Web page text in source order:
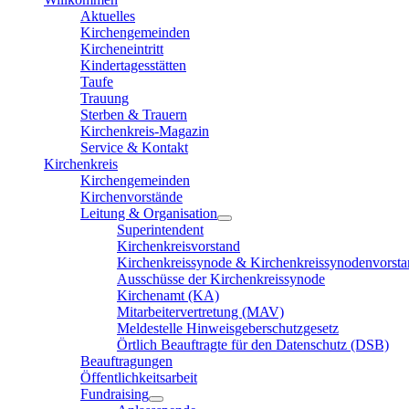
Aktuelles
Kirchengemeinden
Kircheneintritt
Kindertagesstätten
Taufe
Trauung
Sterben & Trauern
Kirchenkreis-Magazin
Service & Kontakt
Kirchenkreis
Kirchengemeinden
Kirchenvorstände
Leitung & Organisation
Superintendent
Kirchenkreisvorstand
Kirchenkreissynode &
Ausschüsse der Kirchenkreissynode
Kirchenamt (KA)
Mitarbeitervertretung (MAV)
Meldestelle Hinweisgeberschutzgesetz
Örtlich Beauftragte für den Datenschutz (DSB)
Beauftragungen
Öffentlichkeitsarbeit
Fundraising